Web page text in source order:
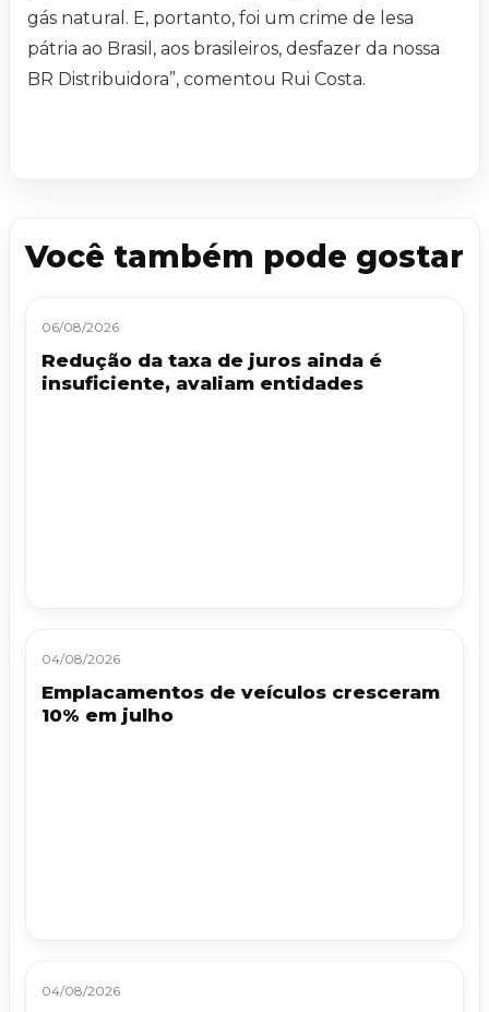
gás natural. E, portanto, foi um crime de lesa
pátria ao Brasil, aos brasileiros, desfazer da nossa
BR Distribuidora”, comentou Rui Costa.
Você também pode gostar
06/08/2026
Redução da taxa de juros ainda é
insuficiente, avaliam entidades
04/08/2026
Emplacamentos de veículos cresceram
10% em julho
04/08/2026